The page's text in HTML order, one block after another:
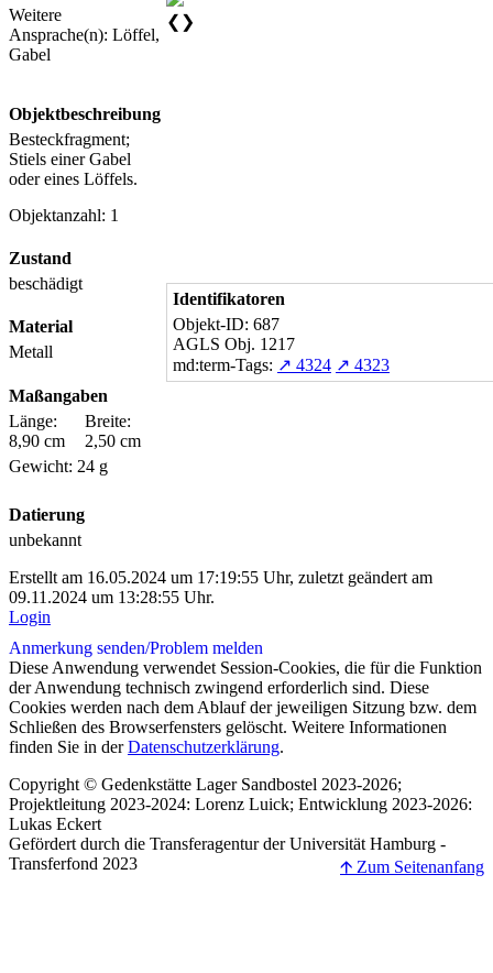
Weitere
Ansprache(n): Löffel,
Gabel
Objektbeschreibung
Besteckfragment;
Stiels einer Gabel
oder eines Löffels.
Objektanzahl: 1
Zustand
beschädigt
Material
Metall
Maßangaben
Länge:
8,90 cm
Breite:
2,50 cm
Gewicht: 24 g
Datierung
unbekannt
❮ ❯
Identifikatoren
Objekt-ID: 687
AGLS Obj. 1217
md:term-Tags: ↗ 4324 ↗ 4323
Erstellt am 16.05.2024 um 17:19:55 Uhr, zuletzt geändert am
09.11.2024 um 13:28:55 Uhr.
Login
Anmerkung senden/Problem melden
Diese Anwendung verwendet Session-Cookies, die für die Funktion
der Anwendung technisch zwingend erforderlich sind. Diese
Cookies werden nach dem Ablauf der jeweiligen Sitzung bzw. dem
Schließen des Browserfensters gelöscht. Weitere Informationen
finden Sie in derDatenschutzerklärung.
Copyright © Gedenkstätte Lager Sandbostel 2023-2026;
Projektleitung 2023-2024: Lorenz Luick; Entwicklung 2023-2026:
Lukas Eckert
Gefördert durch die Transferagentur der Universität Hamburg -
Transferfond 2023
🡩 Zum Seitenanfang